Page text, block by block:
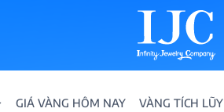
GIÁ VÀNG HÔM NAY VÀNG TÍCH LŨY